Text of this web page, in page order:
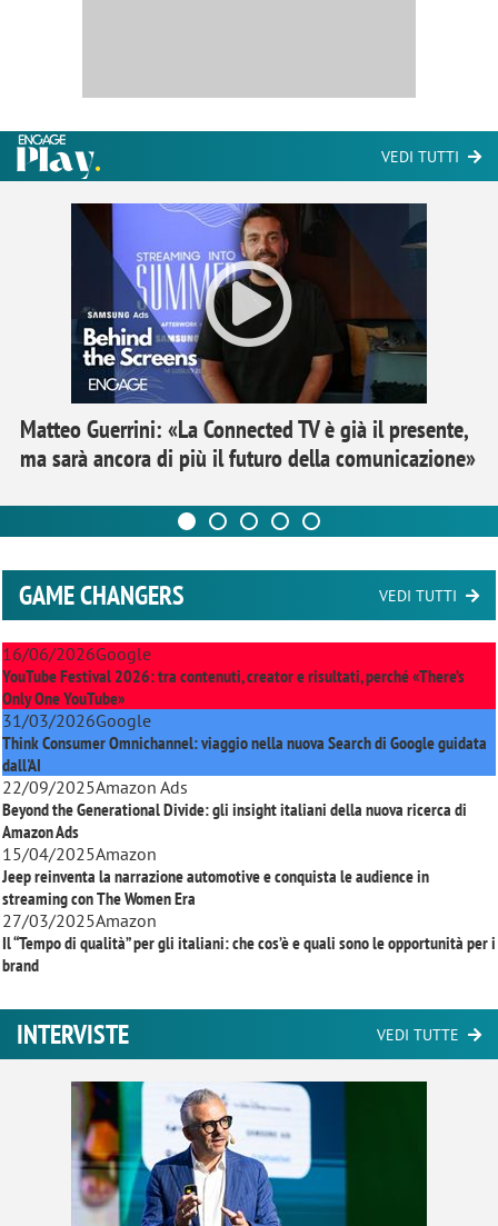
VEDI TUTTI
Matteo Guerrini: «La Connected TV è già il presente,
ma sarà ancora di più il futuro della comunicazione»
GAME CHANGERS VEDI TUTTI
16/06/2026Google
YouTube Festival 2026: tra contenuti, creator e risultati, perché «There’s
Only One YouTube»
31/03/2026Google
Think Consumer Omnichannel: viaggio nella nuova Search di Google guidata
dall'AI
22/09/2025Amazon Ads
Beyond the Generational Divide: gli insight italiani della nuova ricerca di
Amazon Ads
15/04/2025Amazon
Jeep reinventa la narrazione automotive e conquista le audience in
streaming conThe Women Era
27/03/2025Amazon
Il “Tempo di qualità” per gli italiani: che cos’è e quali sono le opportunità per i
brand
INTERVISTE VEDI TUTTE